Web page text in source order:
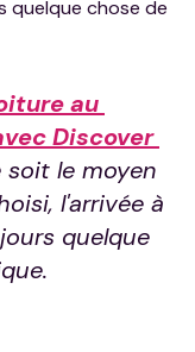
quelque chose de
au
Discover
soit le moyen
l'arrivée à
quelque